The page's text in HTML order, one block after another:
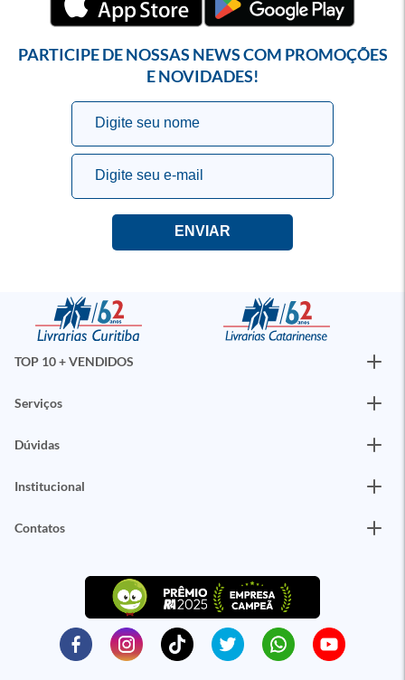
PARTICIPE DE NOSSAS NEWS COM PROMOÇÕES
E NOVIDADES!
TOP 10 + VENDIDOS
Serviços
Dúvidas
Institucional
Contatos